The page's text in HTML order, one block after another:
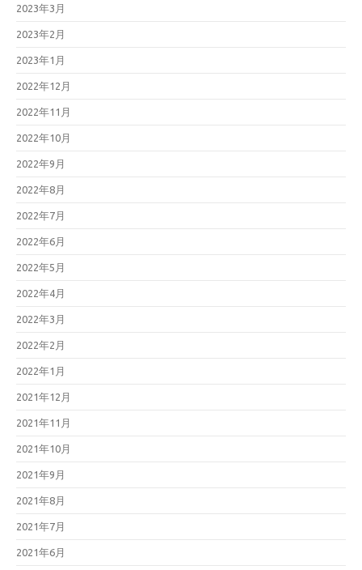
2023年3月
2023年2月
2023年1月
2022年12月
2022年11月
2022年10月
2022年9月
2022年8月
2022年7月
2022年6月
2022年5月
2022年4月
2022年3月
2022年2月
2022年1月
2021年12月
2021年11月
2021年10月
2021年9月
2021年8月
2021年7月
2021年6月